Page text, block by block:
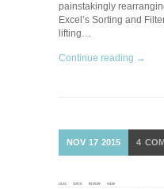
painstakingly
Excel’s Sorting and
lifting…
Continue reading →
NOV 17 2015 4